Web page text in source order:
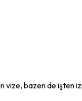
vize, bazen de